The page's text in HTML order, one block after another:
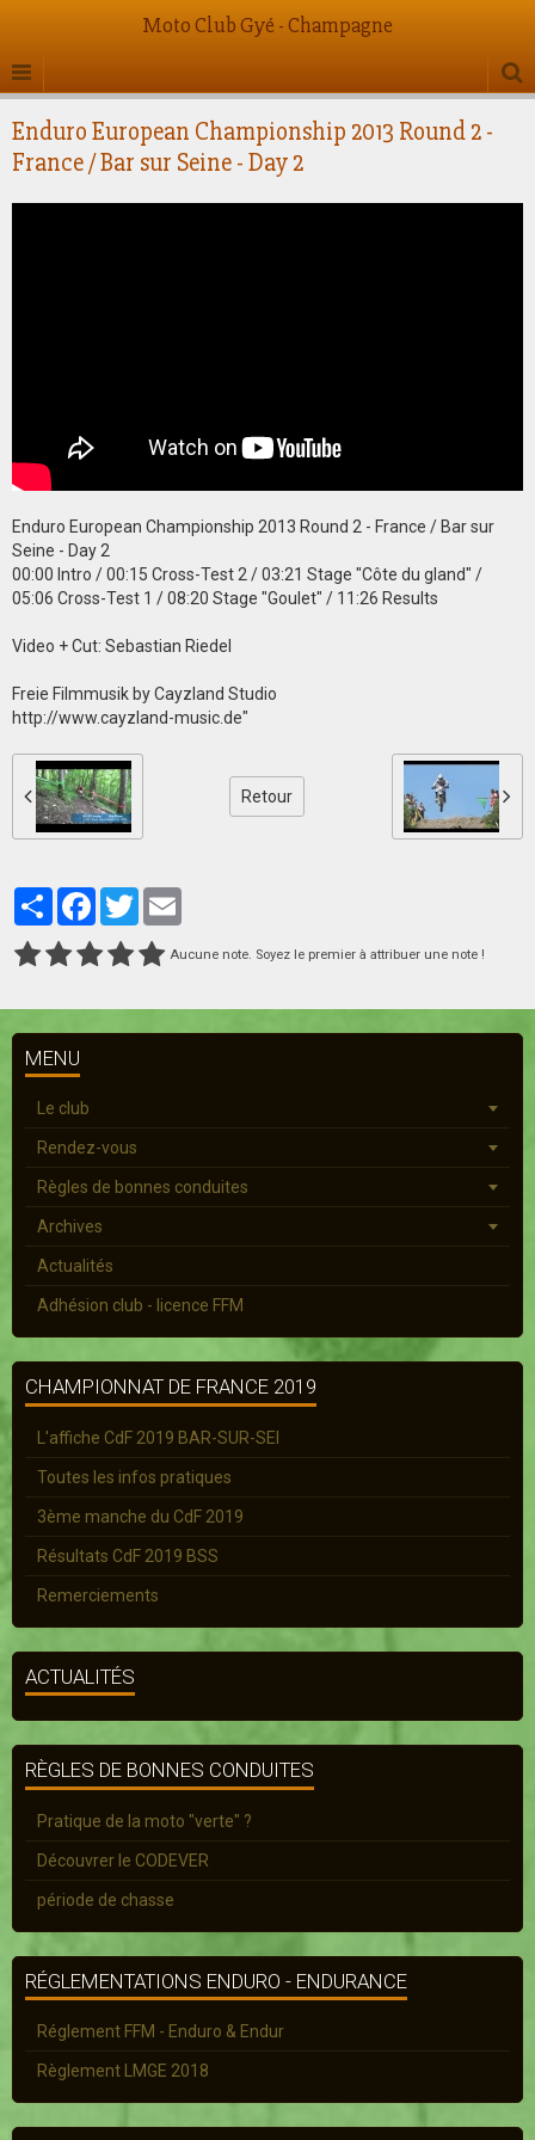
Moto Club Gyé - Champagne
Enduro European Championship 2013 Round 2 -
France / Bar sur Seine - Day 2
Enduro European Championship 2013 Round 2 - France / Bar sur
Seine - Day 2
00:00 Intro / 00:15 Cross-Test 2 / 03:21 Stage "Côte du gland" /
05:06 Cross-Test 1 / 08:20 Stage "Goulet" / 11:26 Results
Video + Cut: Sebastian Riedel
Freie Filmmusik by Cayzland Studio
http://www.cayzland-music.de"
Retour
PartagerFacebook
Twitter
Aucune note. Soyez le premier à attribuer une note !
MENU
Le club
Rendez-vous
Règles de bonnes conduites
Archives
Actualités
Adhésion club - licence FFM
CHAMPIONNAT DE FRANCE 2019
L'affiche CdF 2019 BAR-SUR-SEI
Toutes les infos pratiques
3ème manche du CdF 2019
Résultats CdF 2019 BSS
Remerciements
ACTUALITÉS
RÈGLES DE BONNES CONDUITES
Pratique de la moto "verte" ?
Découvrer le CODEVER
période de chasse
RÉGLEMENTATIONS ENDURO - ENDURANCE
Réglement FFM - Enduro & Endur
Règlement LMGE 2018